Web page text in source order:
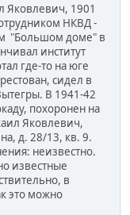
1901
НКВД -
"Большом доме" в
институт
где-то на юге
сидел в
В 1941-42
похоронен на
Яковлевич,
д. 28/13, кв. 9.
неизвестно.
известные
в
это можно